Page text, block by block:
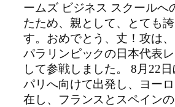
ームズ ビジネス スクールへ
たため、親として、とても
す。おめでとう、丈！攻は
パラリンピックの日本代表
して参戦しました。 8月22
パリへ向けて出発し、ヨー
在し、フランスとスペイン